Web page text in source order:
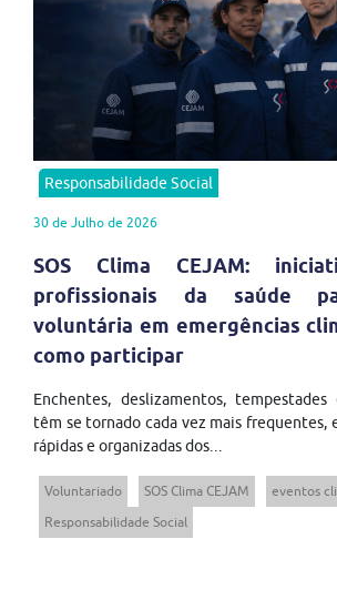
Responsabilidade Social
30 de Julho de 2026
SOS Clima CEJAM:
profissionais da saúde
voluntária em emergências
como participar
Enchentes, deslizamentos,
têm se tornado cada vez mais frequentes,
rápidas e organizadas dos...
Voluntariado SOS Clima CEJAM
eventos
Responsabilidade Social